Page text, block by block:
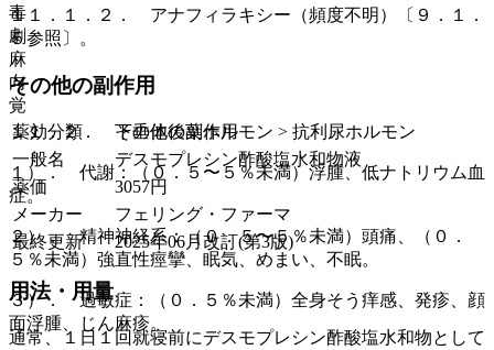
１１．１．２． アナフィラキシー（頻度不明）〔９．１．
５参照〕。
その他の副作用
１１．２． その他の副作用
１）． 代謝：（０．５〜５％未満）浮腫、低ナトリウム血
症。
２）． 精神神経系：（０．５〜５％未満）頭痛、（０．
５％未満）強直性痙攣、眠気、めまい、不眠。
３）． 過敏症：（０．５％未満）全身そう痒感、発疹、顔
面浮腫、じん麻疹。
毒
劇
麻
向
覚
薬効分類
下垂体後葉ホルモン > 抗利尿ホルモン
一般名
デスモプレシン酢酸塩水和物液
薬価
3057円
メーカー
フェリング・ファーマ
最終更新
2025年06月改訂(第3版)
用法・用量
通常、１日１回就寝前にデスモプレシン酢酸塩水和物として